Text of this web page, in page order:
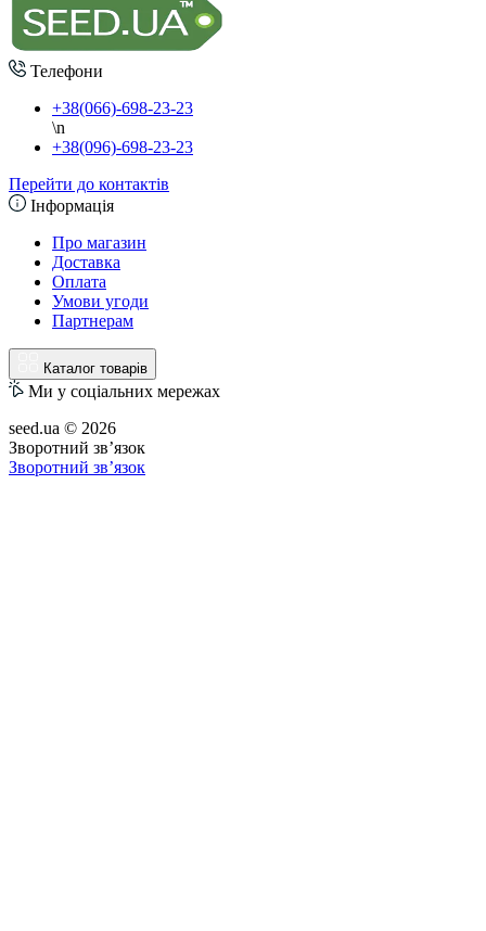
Телефони
+38(066)-698-23-23
\n
+38(096)-698-23-23
Перейти до контактів
Інформація
Про магазин
Доставка
Оплата
Умови угоди
Партнерам
Каталог товарів
Ми у соціальних мережах
seed.ua © 2026
Зворотний зв’язок
Зворотний зв’язок